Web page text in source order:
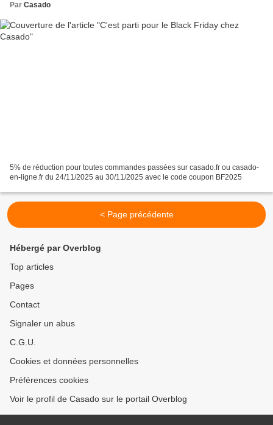
Par Casado
5% de réduction pour toutes commandes passées sur casado.fr ou casado-
en-ligne.fr du 24/11/2025 au 30/11/2025 avec le code coupon BF2025
< Page précédente
Hébergé par Overblog
Top articles
Pages
Contact
Signaler un abus
C.G.U.
Cookies et données personnelles
Préférences cookies
Voir le profil de Casado sur le portail Overblog